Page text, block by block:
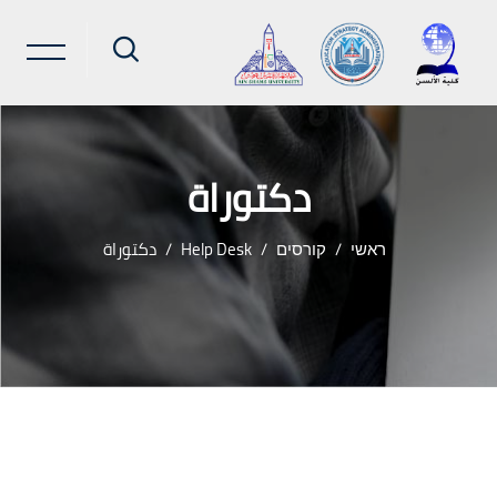
دكتوراة
ראשי קורסים Help Desk دكتوراة